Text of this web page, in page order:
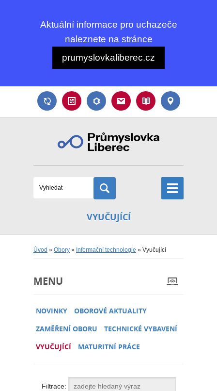
Aktuální informace pro uchazeče
naleznete na stránce
prumyslovkaliberec.cz
VYUČUJÍCÍ
Úvod » Obory » Informační technologie » Vyučující
MENU
NOVINKY
OBOROVÉ AKTUALITY
ZAMĚŘENÍ OBORU
TECHNICKÉ VYBAVENÍ
VYUČUJÍCÍ
MATURITNÍ PRÁCE
Filtrace: